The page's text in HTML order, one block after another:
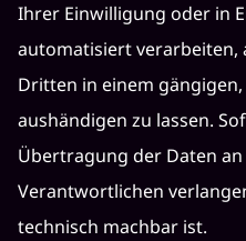
Ihrer Einwilligung oder in
automatisiert verarbeiten,
Dritten in einem
aushändigen zu lassen.
Übertragung der Daten
Verantwortlichen
technisch machbar ist.